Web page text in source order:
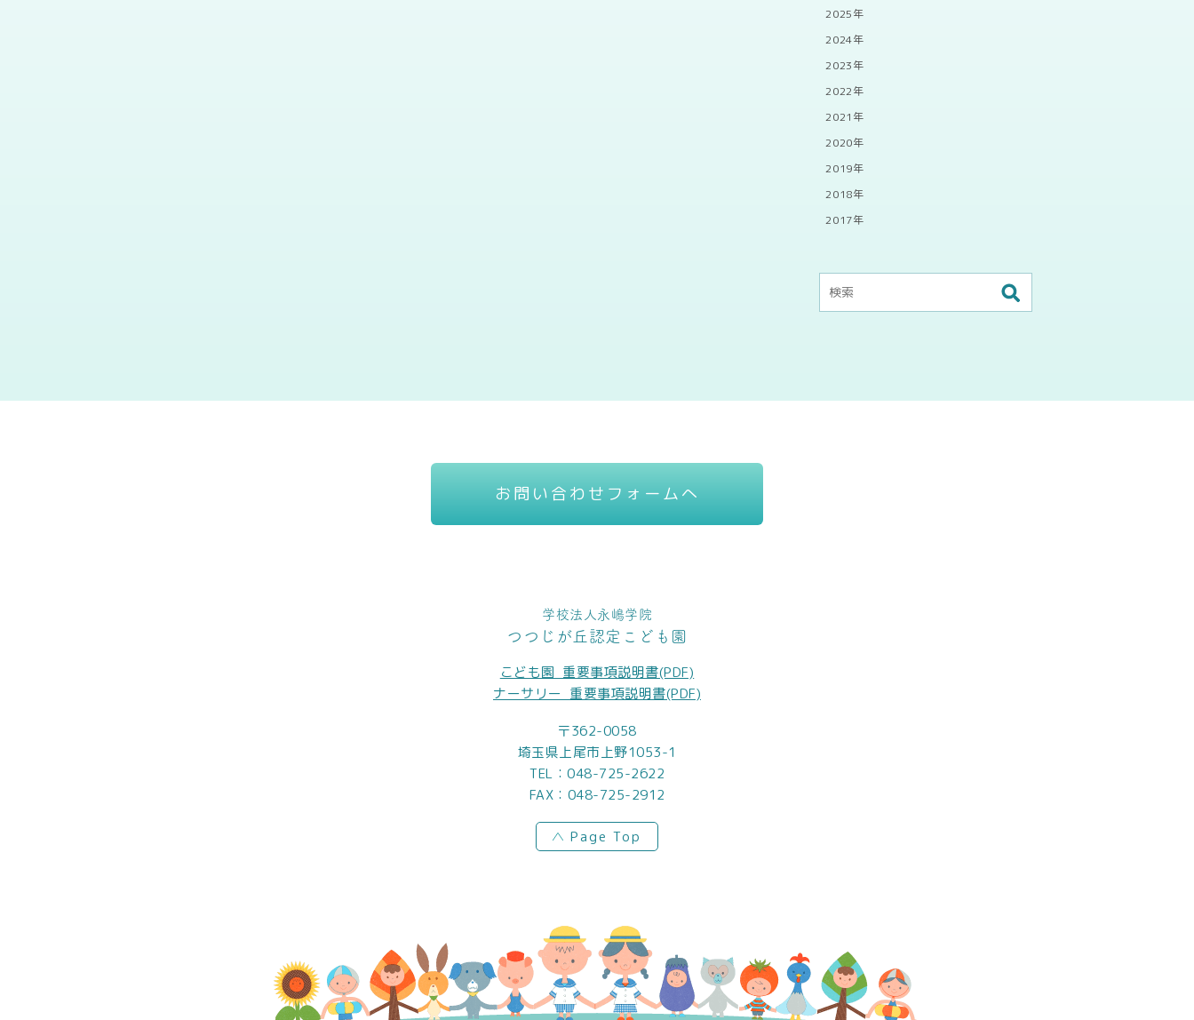
2025年
2024年
2023年
2022年
2021年
2020年
2019年
2018年
2017年
お問い合わせフォームへ
学校法人永嶋学院
つつじが丘認定こども園
こども園_重要事項説明書(PDF)
ナーサリー_重要事項説明書(PDF)
〒362-0058
埼玉県上尾市上野1053-1
TEL： 048-725-2622
FAX：048-725-2912
Page Top